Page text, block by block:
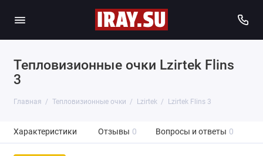
Тепловизионные очки Lzirtek Flins
3
Главная Тепловизионные очки Lzirtek Lzirtek Flins 3
Характеристики Отзывы 0 Вопросы и ответы 0